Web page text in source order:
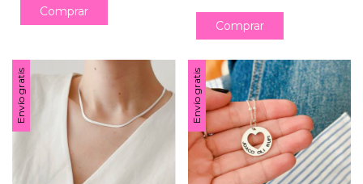
Comprar
Envío gratis Envío gratis